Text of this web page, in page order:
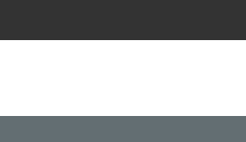
direct
hoofdinhoud